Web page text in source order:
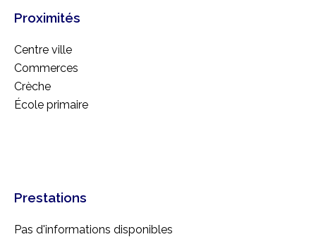
Proximités
Centre ville
Commerces
Crèche
École primaire
Prestations
Pas d'informations disponibles